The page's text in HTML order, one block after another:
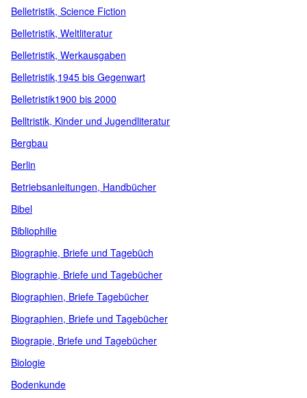
Belletristik, Science Fiction
Belletristik, Weltliteratur
Belletristik, Werkausgaben
Belletristik,1945 bis Gegenwart
Belletristik1900 bis 2000
Belltristik, Kinder und Jugendliteratur
Bergbau
Berlin
Betriebsanleitungen, Handbücher
Bibel
Bibliophilie
Biographie, Briefe und Tagebüch
Biographie, Briefe und Tagebücher
Biographien, Briefe Tagebücher
Biographien, Briefe und Tagebücher
Biograpie, Briefe und Tagebücher
Biologie
Bodenkunde